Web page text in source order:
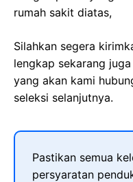
rumah sakit diatas,
Silahkan segera
lengkap sekarang
yang akan kami
seleksi selanjutnya.
Pastikan semua
persyaratan